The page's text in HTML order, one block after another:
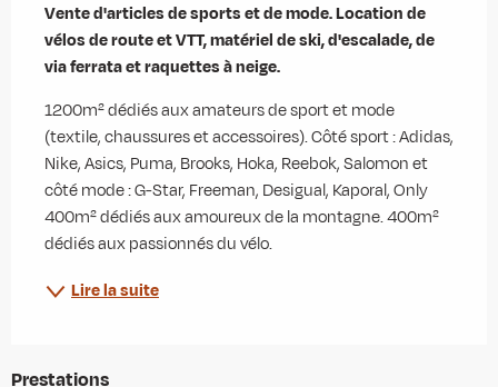
Vente d'articles de sports et de mode. Location de
vélos de route et VTT, matériel de ski, d'escalade, de
via ferrata et raquettes à neige.
1200m² dédiés aux amateurs de sport et mode
(textile, chaussures et accessoires). Côté sport : Adidas,
Nike, Asics, Puma, Brooks, Hoka, Reebok, Salomon et
côté mode : G-Star, Freeman, Desigual, Kaporal, Only
400m² dédiés aux amoureux de la montagne. 400m²
dédiés aux passionnés du vélo.
Lire la suite
Prestations